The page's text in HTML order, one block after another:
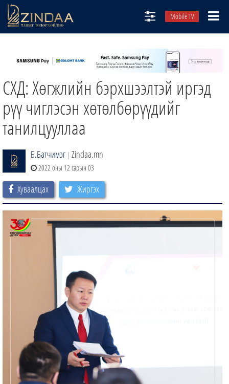
Mobile TV
ТВ8
ӨГЛӨӨНИЙ СОНИН
АУДИО ЗОХИОЛ
ЗИНДАА СЭТГҮҮЛ
СХД: Хөгжлийн бэрхшээлтэй иргэд
рүү чиглэсэн хөтөлбөрүүдийг
танилцууллаа
Б.Батчимэг | Zindaa.mn
2022 оны 12 сарын 03
Хуваалцах Жиргэх